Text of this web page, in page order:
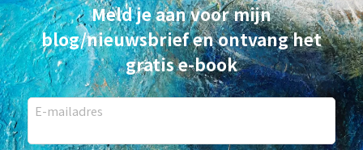
Meld je aan voor mijn
blog/nieuwsbrief en ontvang het
gratis e-book
E-mailadres